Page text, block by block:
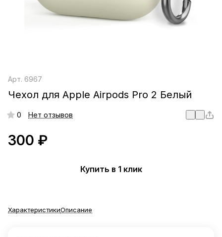
Арт. 6967
Чехол для Apple Airpods Pro 2 Белый
0 Нет отзывов
300 ₽
Купить в 1 клик
ХарактеристикиОписание